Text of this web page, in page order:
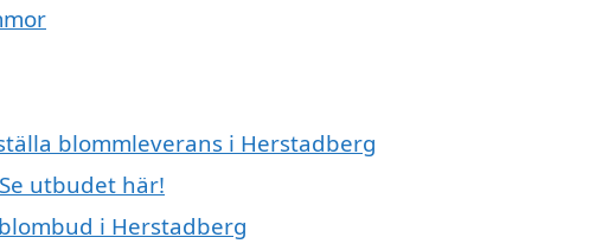
blommleverans i Herstadberg
utbudet här!
i Herstadberg